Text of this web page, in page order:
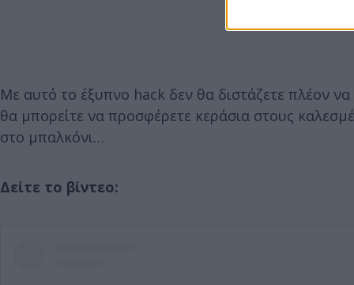
Με αυτό το έξυπνο hack δεν θα διστάζετε πλέον
θα μπορείτε να προσφέρετε κεράσια στους
στο μπαλκόνι…
Δείτε το βίντεο: